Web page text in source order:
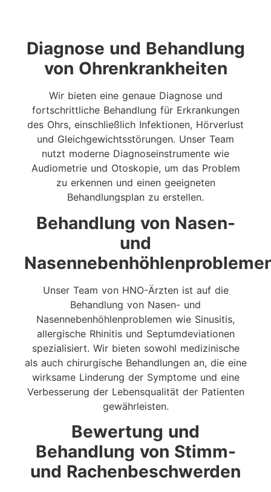
Diagnose und Behandlung
von Ohrenkrankheiten
Wir bieten eine genaue Diagnose und
fortschrittliche Behandlung für Erkrankungen
des Ohrs, einschließlich Infektionen, Hörverlust
und Gleichgewichtsstörungen. Unser Team
nutzt moderne Diagnoseinstrumente wie
Audiometrie und Otoskopie, um das Problem
zu erkennen und einen geeigneten
Behandlungsplan zu erstellen.
Behandlung von Nasen-
und
Unser Team von HNO-Ärzten ist auf die
Behandlung von Nasen- und
Nasennebenhöhlenproblemen wie Sinusitis,
allergische Rhinitis und Septumdeviationen
spezialisiert. Wir bieten sowohl medizinische
als auch chirurgische Behandlungen an, die eine
wirksame Linderung der Symptome und eine
Verbesserung der Lebensqualität der Patienten
gewährleisten.
Bewertung und
Behandlung von Stimm-
und Rachenbeschwerden